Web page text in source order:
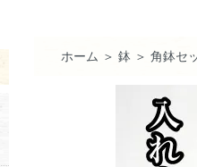
ホーム ＞ 鉢 ＞ 角鉢セ